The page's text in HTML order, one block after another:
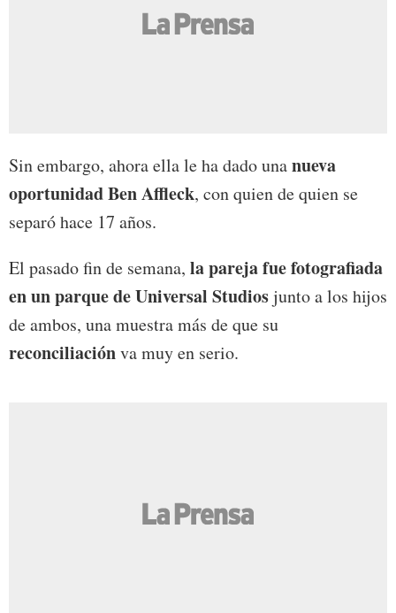
Sin embargo, ahora ella le ha dado unanueva
oportunidad Ben Affleck, con quien de quien se
separó hace 17 años.
El pasado fin de semana, la pareja fue fotografiada
en un parque de Universal Studiosjunto a los hijos
de ambos, una muestra más de que su
reconciliaciónva muy en serio.